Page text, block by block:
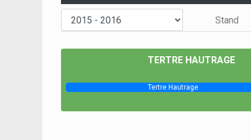
Stand
TERTRE HAUTRAGE
Tertre Hautrage